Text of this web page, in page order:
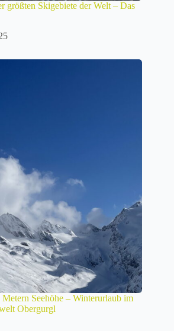
größten Skigebiete der Welt – Das
Seehöhe – Winterurlaub im
Obergurgl